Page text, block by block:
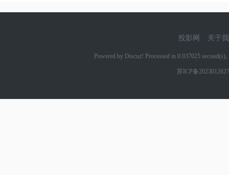
投影网 关于
Powered by Discuz! Processed in 0.037025
苏ICP备